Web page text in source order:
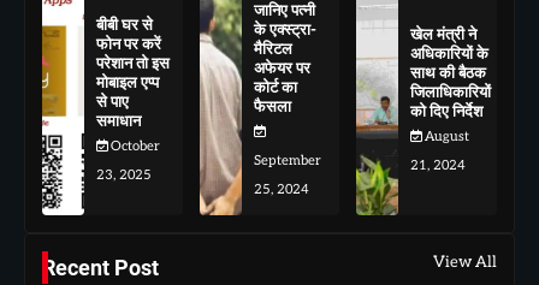
बीबी घर से
फोन पर करें
परेशान तो इस
मोबाइल एप्प
से पाए
समाधान
October
23, 2025
जानिए पत्नी
के एक्स्ट्रा-
मैरिटल
अफेयर पर
कोर्ट का
फैसला
September
25, 2024
खेल मंत्री ने
अधिकारियों के
साथ की बैठक
जिलाधिकारियों
को दिए निर्देश
August
21, 2024
Recent Post View All